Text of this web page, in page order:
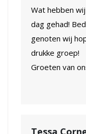
Wat hebben
dag gehad!
genoten wij
drukke groep!
Groeten van
Tessa